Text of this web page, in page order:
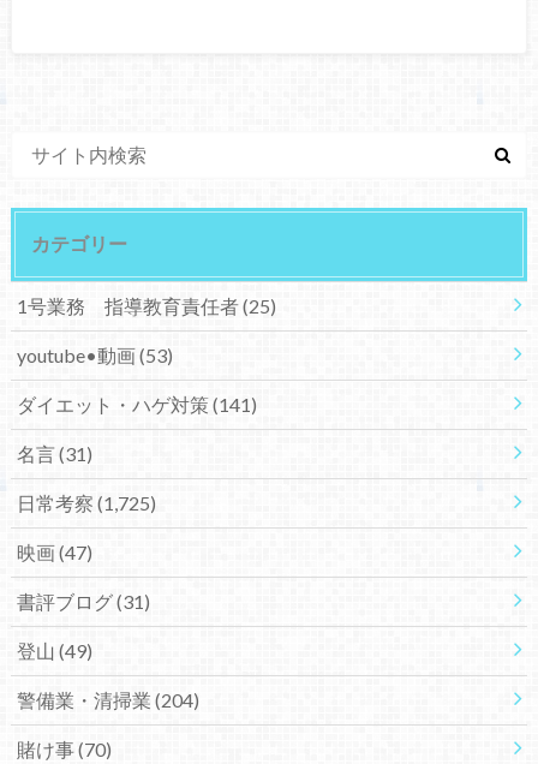
カテゴリー
1号業務 指導教育責任者(25)
youtube•動画(53)
ダイエット・ハゲ対策(141)
名言(31)
日常考察 (1,725)
映画(47)
書評ブログ(31)
登山 (49)
警備業・清掃業 (204)
賭け事(70)